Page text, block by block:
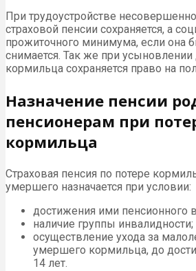
При трудоустройстве
страховой пенсии сохраняется, а
прожиточного минимума, если она
снимается. Так же при
кормильца сохраняется право на
Назначение пенсии
пенсионерам при
кормильца
Страховая пенсия по потере
умершего назначается при условии:
достижения ими пенсионного
наличие группы инвалидности;
осуществление ухода за
умершего кормильца, до
14 лет.